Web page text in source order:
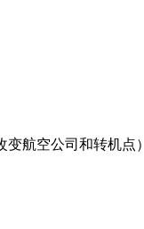
航空公司和转机点）